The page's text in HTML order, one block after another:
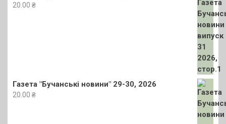
20.00 ₴
Газета "Бучанські новини" 29-30, 2026
20.00 ₴